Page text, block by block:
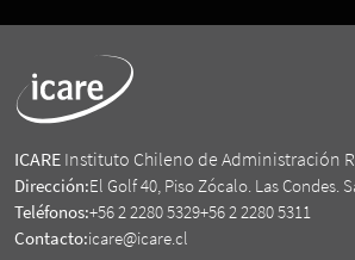
ICARE Instituto Chileno de Administración
Dirección:El Golf 40, Piso Zócalo. Las Condes.
Teléfonos:+56 2 2280 5329+56 2 2280 5311
Contacto:icare@icare.cl